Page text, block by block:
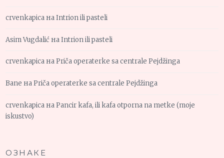
crvenkapica наIntrion ili pasteli
Asim Vugdalić наIntrion ili pasteli
crvenkapica наPriča operaterke sa centrale Pejdžinga
Bane наPriča operaterke sa centrale Pejdžinga
crvenkapica наPancir kafa, ili kafa otporna na metke (moje
iskustvo)
ОЗНАКЕ